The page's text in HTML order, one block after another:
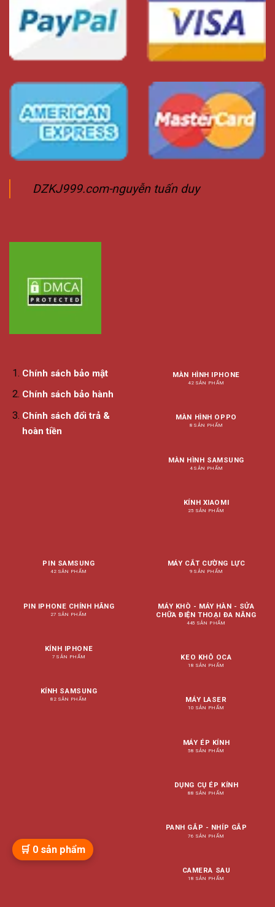
DZKJ999.com-nguyễn tuấn duy
Chính sách bảo mật
Chính sách bảo hành
Chính sách đổi trả &
hoàn tiền
MÀN HÌNH IPHONE
42 SẢN PHẨM
MÀN HÌNH OPPO
8 SẢN PHẨM
MÀN HÌNH SAMSUNG
4 SẢN PHẨM
KÍNH XIAOMI
25 SẢN PHẨM
PIN SAMSUNG
42 SẢN PHẨM
PIN IPHONE CHÍNH HÃNG
27 SẢN PHẨM
KÍNH IPHONE
7 SẢN PHẨM
KÍNH SAMSUNG
82 SẢN PHẨM
MÁY CẮT CƯỜNG LỰC
9 SẢN PHẨM
MÁY KHÒ - MÁY HÀN - SỬA
CHỮA ĐIỆN THOẠI ĐA NĂNG
445 SẢN PHẨM
KEO KHÔ OCA
18 SẢN PHẨM
MÁY LASER
10 SẢN PHẨM
MÁY ÉP KÍNH
58 SẢN PHẨM
DỤNG CỤ ÉP KÍNH
88 SẢN PHẨM
PANH GẮP - NHÍP GẮP
76 SẢN PHẨM
CAMERA SAU
18 SẢN PHẨM
🛒 0 sản phẩm